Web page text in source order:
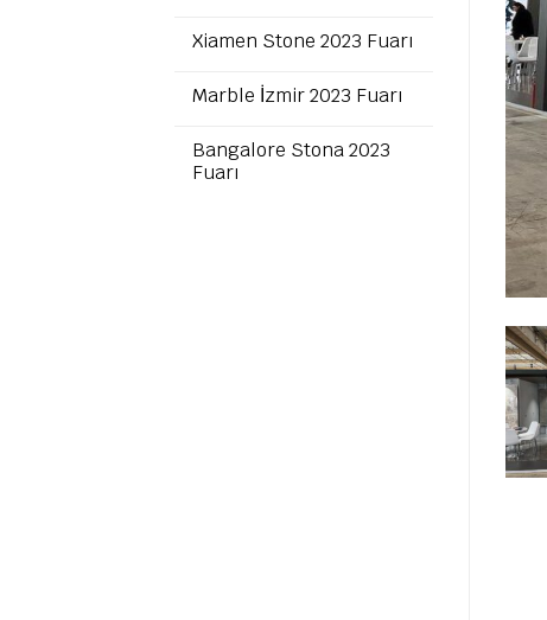
Xiamen Stone 2023 Fuarı
Marble İzmir 2023 Fuarı
Bangalore Stona 2023
Fuarı